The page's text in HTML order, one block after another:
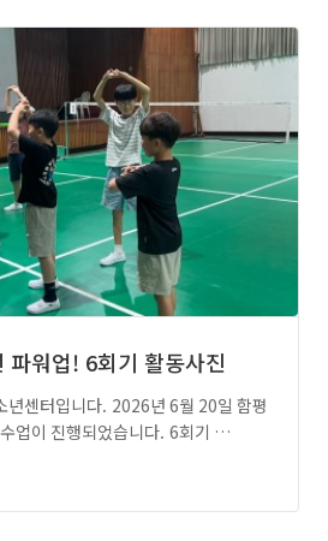
파워업! 6회기 활동사진
. 2026년 6월 20일 함평
청소년 파워업! 6회기 수업이 진행되었습니다. 6회기 …